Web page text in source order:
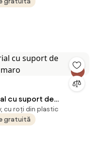
cu suport de
maro
cu roți din plastic
gratuită